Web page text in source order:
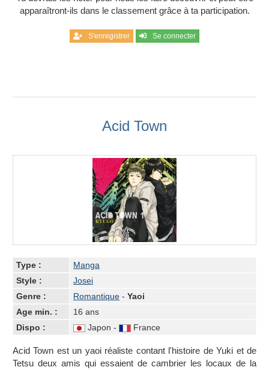
apparaîtront-ils dans le classement grâce à ta participation.
S'enregistrer Se connecter
Acid Town
Type :
Manga
Style :
Josei
Genre :
Romantique - Yaoi
Age min. :
16 ans
Dispo :
Japon - France
Acid Town est un yaoi réaliste contant l'histoire de Yuki et de
Tetsu deux amis qui essaient de cambrier les locaux de la